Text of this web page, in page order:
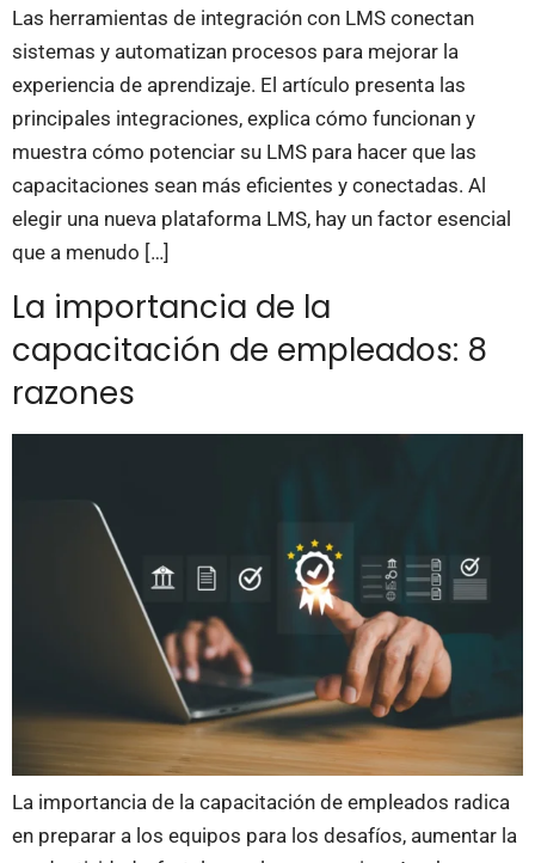
Las herramientas de integración con LMS conectan
sistemas y automatizan procesos para mejorar la
experiencia de aprendizaje. El artículo presenta las
principales integraciones, explica cómo funcionan y
muestra cómo potenciar su LMS para hacer que las
capacitaciones sean más eficientes y conectadas. Al
elegir una nueva plataforma LMS, hay un factor esencial
que a menudo […]
La importancia de la
capacitación de empleados: 8
razones
La importancia de la capacitación de empleados radica
en preparar a los equipos para los desafíos, aumentar la